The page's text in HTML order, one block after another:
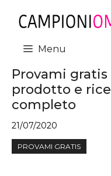
contenuto
Menu
Provami gratis
prodotto e
completo
21/07/2020
PROVAMI GRATIS